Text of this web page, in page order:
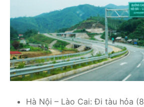
Hà Nội – Lào Cai: Đi tàu hỏa